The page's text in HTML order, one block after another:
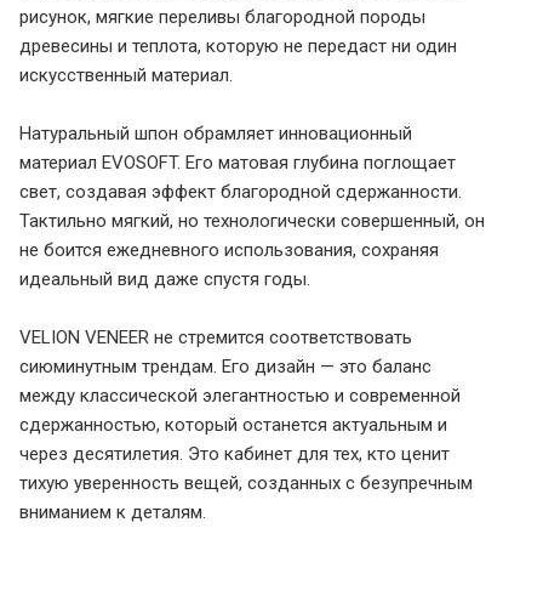
рисунок, мягкие переливы благородной породы
древесины и теплота, которую не передаст ни один
искусственный материал.
Натуральный шпон обрамляет инновационный
материал EVOSOFT. Его матовая глубина поглощает
свет, создавая эффект благородной сдержанности.
Тактильно мягкий, но технологически совершенный, он
не боится ежедневного использования, сохраняя
идеальный вид даже спустя годы.
VELION VENEER не стремится соответствовать
сиюминутным трендам. Его дизайн — это баланс
между классической элегантностью и современной
сдержанностью, который останется актуальным и
через десятилетия. Это кабинет для тех, кто ценит
тихую уверенность вещей, созданных с безупречным
вниманием к деталям.